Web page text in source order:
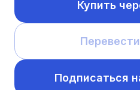
Купить
Подписаться